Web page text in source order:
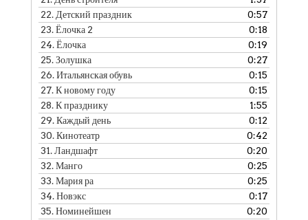
22. Детский праздник
0:57
23.Ёлочка 2
0:18
24.Ёлочка
0:19
25.Золушка
0:27
26.Итальянская обувь
0:15
27.К новому году
0:15
28.К празднику
1:55
29.Каждый день
0:12
30.Кинотеатр
0:42
31.Ландшафт
0:20
32.Манго
0:25
33.Мария ра
0:25
34.Новэкс
0:17
35.Номинейшен
0:20